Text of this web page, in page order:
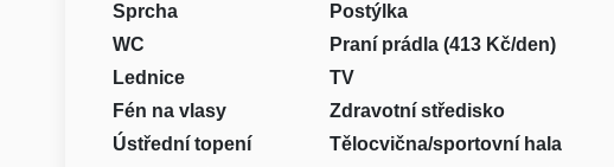
Sprcha
WC
Lednice
Fén na vlasy
Ústřední topení
Postýlka
Praní prádla (413 Kč/den)
TV
Zdravotní středisko
Tělocvična/sportovní hala